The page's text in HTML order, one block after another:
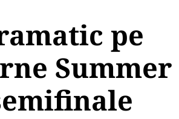
pe
Summer